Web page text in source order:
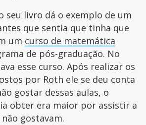
seu livro dá o exemplo de um
que sentia que tinha que
um curso de matemática
de pós-graduação. No
esse curso. Após realizar os
por Roth ele se deu conta
gostar dessas aulas, o
obter era maior por assistir a
gostavam.